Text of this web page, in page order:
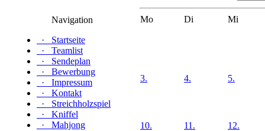
Navigation
·
Startseite
·
Teamlist
·
Sendeplan
·
Bewerbung
·
Impressum
·
Kontakt
·
Streichholzspiel
·
Kniffel
·
Mahjong
Mo Di Mi
3. 4. 5.
10. 11. 12.